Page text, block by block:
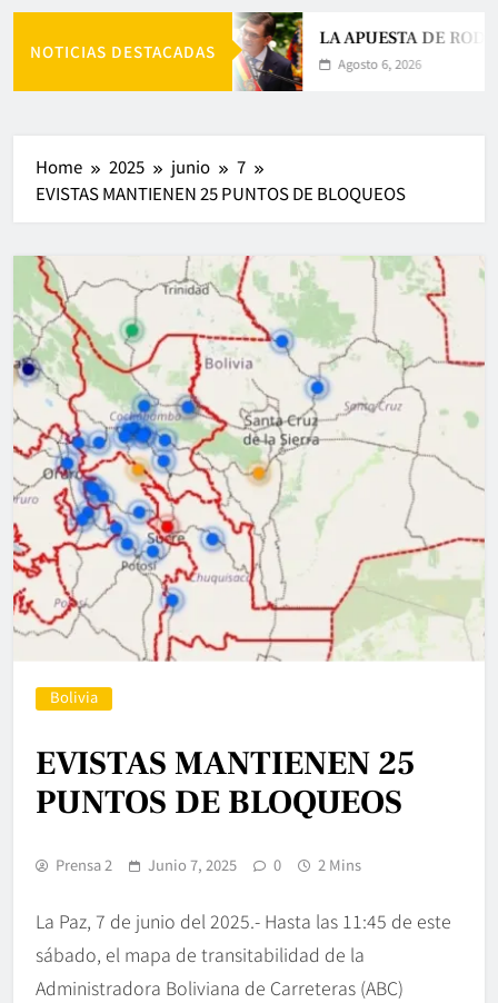
NOTICIAS DESTACADAS
LA APUESTA DE
Agosto 6, 2026
Home 2025 junio
7
EVISTAS MANTIENEN 25 PUNTOS DE BLOQUEOS
Bolivia
EVISTAS MANTIENEN 25
PUNTOS DE BLOQUEOS
Prensa 2 Junio 7, 2025 0 2 Mins
La Paz, 7 de junio del 2025.- Hasta las 11:45 de este
sábado, el mapa de transitabilidad de la
Administradora Boliviana de Carreteras (ABC)